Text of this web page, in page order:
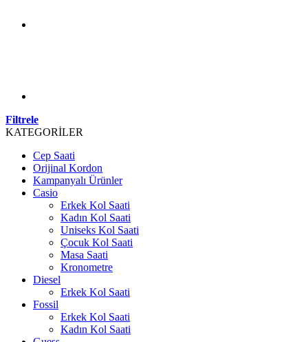
Filtrele
KATEGORİLER
Cep Saati
Orijinal Kordon
Kampanyalı Ürünler
Casio
Erkek Kol Saati
Kadın Kol Saati
Uniseks Kol Saati
Çocuk Kol Saati
Masa Saati
Kronometre
Diesel
Erkek Kol Saati
Fossil
Erkek Kol Saati
Kadın Kol Saati